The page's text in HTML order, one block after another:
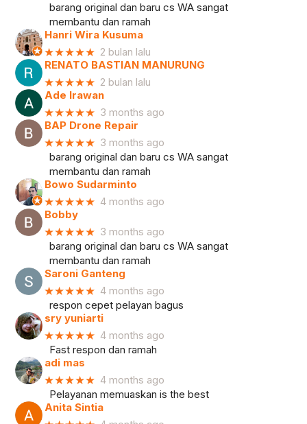
barang original dan baru cs WA sangat
membantu dan ramah
Hanri Wira Kusuma
★★★★★ 2 bulan lalu
RENATO BASTIAN MANURUNG
★★★★★ 2 bulan lalu
Ade Irawan
★★★★★ 3 months ago
BAP Drone Repair
★★★★★ 3 months ago
barang original dan baru cs WA sangat
membantu dan ramah
Bowo Sudarminto
★★★★★ 4 months ago
Bobby
★★★★★ 3 months ago
barang original dan baru cs WA sangat
membantu dan ramah
Saroni Ganteng
★★★★★ 4 months ago
respon cepet pelayan bagus
sry yuniarti
★★★★★ 4 months ago
Fast respon dan ramah
adi mas
★★★★★ 4 months ago
Pelayanan memuaskan is the best
Anita Sintia